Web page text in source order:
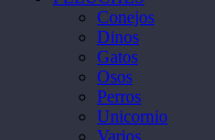
Conejos
Dinos
Gatos
Osos
Perros
Unicornio